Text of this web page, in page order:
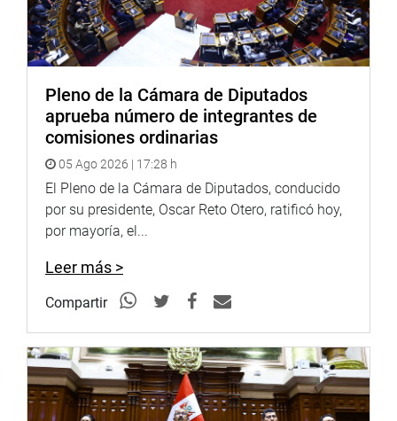
Pleno de la Cámara de Diputados
aprueba número de integrantes de
comisiones ordinarias
05 Ago 2026 | 17:28 h
El Pleno de la Cámara de Diputados, conducido
por su presidente, Oscar Reto Otero, ratificó hoy,
por mayoría, el...
Leer más >
Compartir